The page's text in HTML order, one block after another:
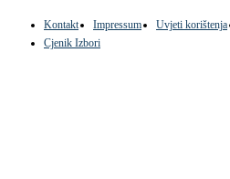
Kontakt Impressum Uvjeti korištenja
Cjenik Izbori